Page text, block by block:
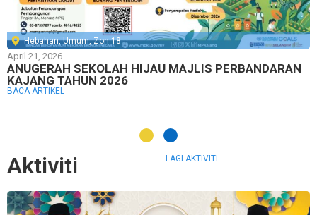
Hebahan,Umum,Zon 18
April 21, 2026
ANUGERAH SEKOLAH HIJAU MAJLIS PERBANDARAN
KAJANG TAHUN 2026
BACA ARTIKEL
Aktiviti LAGI AKTIVITI